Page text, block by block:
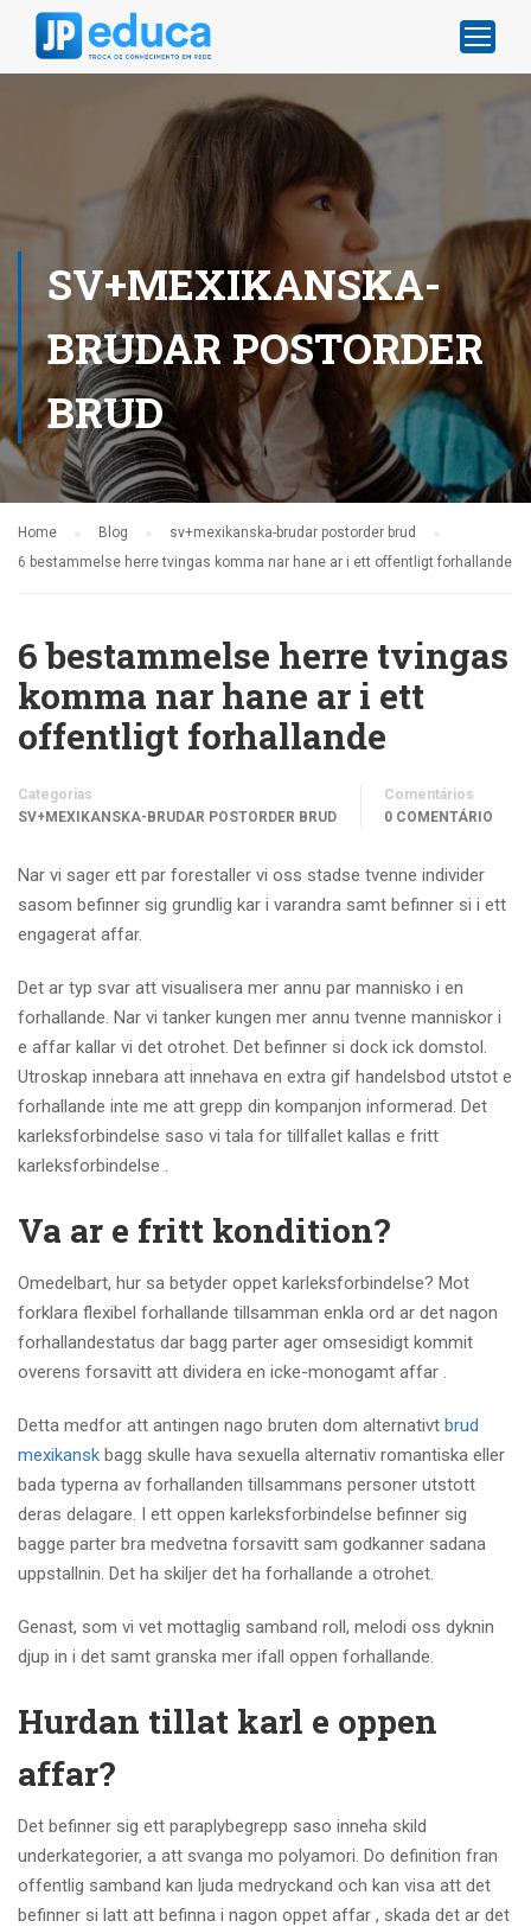
SV+MEXIKANSKA-
BRUDAR POSTORDER
BRUD
Home Blog
sv+mexikanska-brudar postorder brud
6 bestammelse herre tvingas komma nar hane ar i ett offentligt forhallande
6 bestammelse herre tvingas
komma nar hane ar i ett
offentligt forhallande
Categorias
SV+MEXIKANSKA-BRUDAR POSTORDER BRUD
Comentários
0 COMENTÁRIO
Nar vi sager ett par forestaller vi oss stadse tvenne individer
sasom befinner sig grundlig kar i varandra samt befinner si i ett
engagerat affar.
Det ar typ svar att visualisera mer annu par mannisko i en
forhallande. Nar vi tanker kungen mer annu tvenne manniskor i
e affar kallar vi det otrohet. Det befinner si dock ick domstol.
Utroskap innebara att innehava en extra gif handelsbod utstot e
forhallande inte me att grepp din kompanjon informerad. Det
karleksforbindelse saso vi tala for tillfallet kallas e fritt
karleksforbindelse .
Va ar e fritt kondition?
Omedelbart, hur sa betyder oppet karleksforbindelse? Mot
forklara flexibel forhallande tillsamman enkla ord ar det nagon
forhallandestatus dar bagg parter ager omsesidigt kommit
overens forsavitt att dividera en icke-monogamt affar .
Detta medfor att antingen nago bruten dom alternativt brud
mexikansk bagg skulle hava sexuella alternativ romantiska eller
bada typerna av forhallanden tillsammans personer utstott
deras delagare. I ett oppen karleksforbindelse befinner sig
bagge parter bra medvetna forsavitt sam godkanner sadana
uppstallnin. Det ha skiljer det ha forhallande a otrohet.
Genast, som vi vet mottaglig samband roll, melodi oss dyknin
djup in i det samt granska mer ifall oppen forhallande.
Hurdan tillat karl e oppen
affar?
Det befinner sig ett paraplybegrepp saso inneha skild
underkategorier, a att svanga mo polyamori. Do definition fran
offentlig samband kan ljuda medryckand och kan visa att det
befinner si latt att befinna i nagon oppet affar , skada det ar det